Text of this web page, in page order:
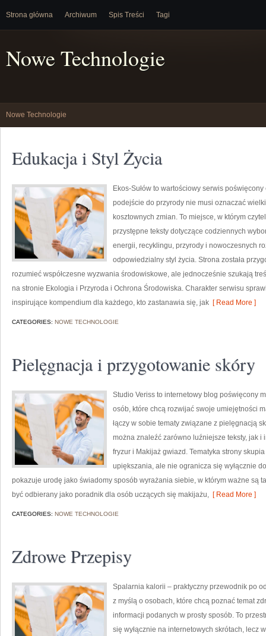
Strona główna Archiwum Spis Treści Tagi
Nowe Technologie
Nowe Technologie
Edukacja i Styl Życia
Ekos-Sułów to wartościowy serwis
podejście do przyrody nie musi oznaczać
kosztownych zmian. To miejsce, w którym
przystępne teksty dotyczące codziennych
energii, recyklingu, przyrody i nowoczesnych
odpowiedzialny styl życia. Strona została
rozumieć współczesne wyzwania środowiskowe, ale jednocześnie szukają
na stronie Ekologia i Przyroda i Ochrona Środowiska. Charakter serwisu
inspirujące kompendium dla każdego, kto zastanawia się, jak [ Read More ]
CATEGORIES: NOWE TECHNOLOGIE
Pielęgnacja i przygotowanie skóry
Studio Veriss to internetowy blog poświęcony
osób, które chcą rozwijać swoje umiejętności
łączy w sobie tematy związane z pielęgnacją
można znaleźć zarówno luźniejsze teksty, jak
fryzur i Makijaż gwiazd. Tematyka strony
upiększania, ale nie ogranicza się wyłącznie
pokazuje urodę jako świadomy sposób wyrażania siebie, w którym ważne są
być odbierany jako poradnik dla osób uczących się makijażu, [ Read More ]
CATEGORIES: NOWE TECHNOLOGIE
Zdrowe Przepisy
Spalarnia kalorii – praktyczny przewodnik po
z myślą o osobach, które chcą poznać temat
informacji podanych w prosty sposób. To
się wyłącznie na internetowych skrótach, lecz